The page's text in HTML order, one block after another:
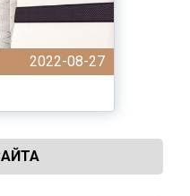
2022-08-27